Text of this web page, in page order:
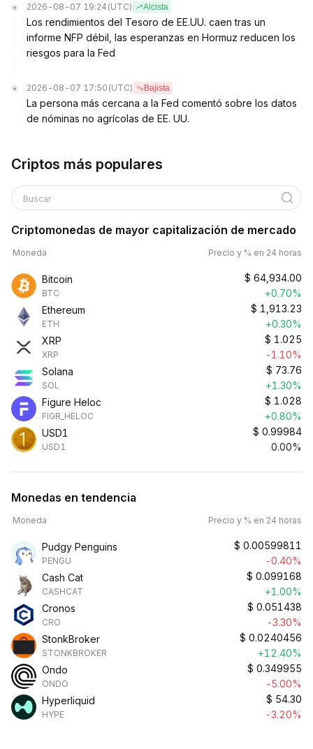
2026-08-07 19:24 (UTC) Alcista
Los rendimientos del Tesoro de EE.UU. caen tras un
informe NFP débil, las esperanzas en Hormuz reducen los
riesgos para la Fed
2026-08-07 17:50 (UTC) Bajista
La persona más cercana a la Fed comentó sobre los datos
de nóminas no agrícolas de EE. UU.
Criptos más populares
Buscar
Criptomonedas de mayor capitalización de mercado
Moneda Precio y % en 24 horas
Bitcoin
BTC
$ 64,934.00
+0.70%
Ethereum
ETH
$ 1,913.23
+0.30%
XRP
XRP
$ 1.025
-1.10%
Solana
SOL
$ 73.76
+1.30%
Figure Heloc
FIGR_HELOC
$ 1.028
+0.80%
USD1
USD1
$ 0.99984
0.00%
Monedas en tendencia
Moneda Precio y % en 24 horas
Pudgy Penguins
PENGU
$ 0.00599811
-0.40%
Cash Cat
CASHCAT
$ 0.099168
+1.00%
Cronos
CRO
$ 0.051438
-3.30%
StonkBroker
STONKBROKER
$ 0.0240456
+12.40%
Ondo
ONDO
$ 0.349955
-5.00%
Hyperliquid
HYPE
$ 54.30
-3.20%